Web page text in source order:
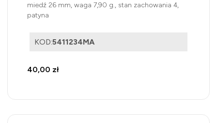
miedź 26 mm, waga 7,90 g., stan zachowania 4,
patyna
KOD:5411234MA
40,00 zł